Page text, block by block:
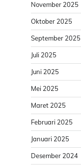
November 2025
Oktober 2025
September 2025
Juli 2025
Juni 2025
Mei 2025
Maret 2025
Februari 2025
Januari 2025
Desember 2024